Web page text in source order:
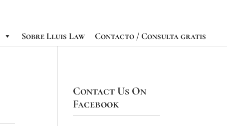
Sobre Lluis Law Contacto / Consulta gratis
Contact Us On
Facebook